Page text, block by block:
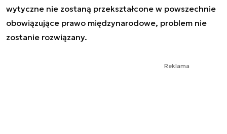
wytyczne nie zostaną przekształcone w powszechnie
obowiązujące prawo międzynarodowe, problem nie
zostanie rozwiązany.
Reklama